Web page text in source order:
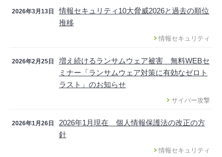
2026年3月13日
情報セキュリティ10大脅威2026と過去の順位
推移
情報セキュリティ
2026年2月25日
増え続けるランサムウェア被害 無料WEBセ
ミナー「ランサムウェア対策に有効なゼロト
ラスト」のお知らせ
サイバー攻撃
2026年1月26日
2026年1月現在 個人情報保護法の改正の方
針
情報セキュリティ